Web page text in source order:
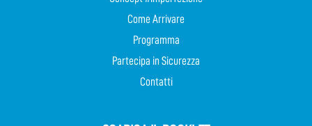
Come Arrivare
Programma
Partecipa in Sicurezza
Contatti